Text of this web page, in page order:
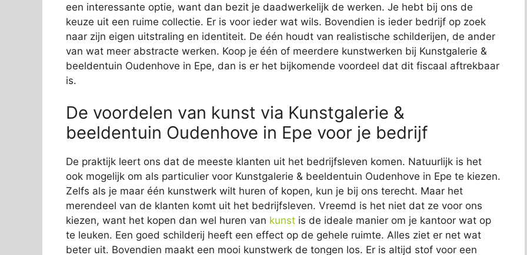
een interessante optie, want dan bezit je daadwerkelijk de werken. Je hebt bij ons de
keuze uit een ruime collectie. Er is voor ieder wat wils. Bovendien is ieder bedrijf op zoek
naar zijn eigen uitstraling en identiteit. De één houdt van realistische schilderijen, de ander
van wat meer abstracte werken. Koop je één of meerdere kunstwerken bij Kunstgalerie &
beeldentuin Oudenhove in Epe, dan is er het bijkomende voordeel dat dit fiscaal aftrekbaar
is.
De voordelen van kunst via Kunstgalerie &
beeldentuin Oudenhove in Epe voor je bedrijf
De praktijk leert ons dat de meeste klanten uit het bedrijfsleven komen. Natuurlijk is het
ook mogelijk om als particulier voor Kunstgalerie & beeldentuin Oudenhove in Epe te kiezen.
Zelfs als je maar één kunstwerk wilt huren of kopen, kun je bij ons terecht. Maar het
merendeel van de klanten komt uit het bedrijfsleven. Vreemd is het niet dat ze voor ons
kiezen, want het kopen dan wel huren van kunst is de ideale manier om je kantoor wat op
te leuken. Een goed schilderij heeft een effect op de gehele ruimte. Alles ziet er net wat
beter uit. Bovendien maakt een mooi kunstwerk de tongen los. Er is altijd stof voor een